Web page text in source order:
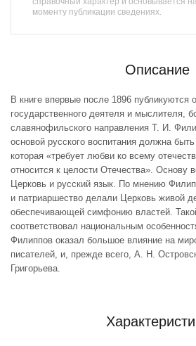
моменту публикации сведениях.
Описание
В книге впервые после 1896 публикуются
государственного деятеля и мыслителя,
славянофильского направления Т. И.
основой русского воспитания должна
которая «требует любви ко всему
относится к целости Отечества». Основу
Церковь и русский язык. По мнению
и патриаршество делали Церковь живой
обеспечивающей симфонию властей.
соответствовал национальным
Филиппов оказал большое влияние на
писателей, и, прежде всего, А. Н.
Григорьева.